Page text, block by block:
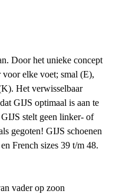
Door het unieke concept
voor elke voet; smal (E),
Het verwisselbaar
GIJS optimaal is aan te
stelt geen linker- of
gegoten! GIJS schoenen
French sizes 39 t/m 48.
vader op zoon